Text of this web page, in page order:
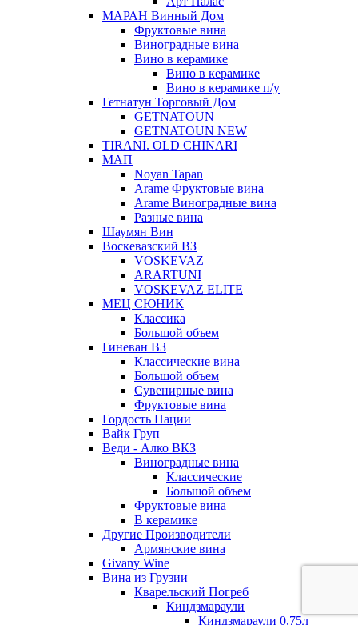
МАРАН Винный Дом
Фруктовые вина
Виноградные вина
Вино в керамике
Вино в керамике
Вино в керамике п/у
Гетнатун Торговый Дом
GETNATOUN
GETNATOUN NEW
TIRANI. OLD CHINARI
МАП
Noyan Tapan
Arame Фруктовые вина
Arame Виноградные вина
Разные вина
Шаумян Вин
Воскевазский ВЗ
VOSKEVAZ
ARARTUNI
VOSKEVAZ ELITE
МЕЦ СЮНИК
Классика
Большой объем
Гиневан ВЗ
Классические вина
Большой объем
Сувенирные вина
Фруктовые вина
Гордость Нации
Вайк Груп
Веди - Алко ВКЗ
Виноградные вина
Классические
Большой объем
Фруктовые вина
В керамике
Другие Производители
Армянские вина
Givany Wine
Вина из Грузии
Кварельский Погреб
Киндзмараули
Киндзмараули 0,75л